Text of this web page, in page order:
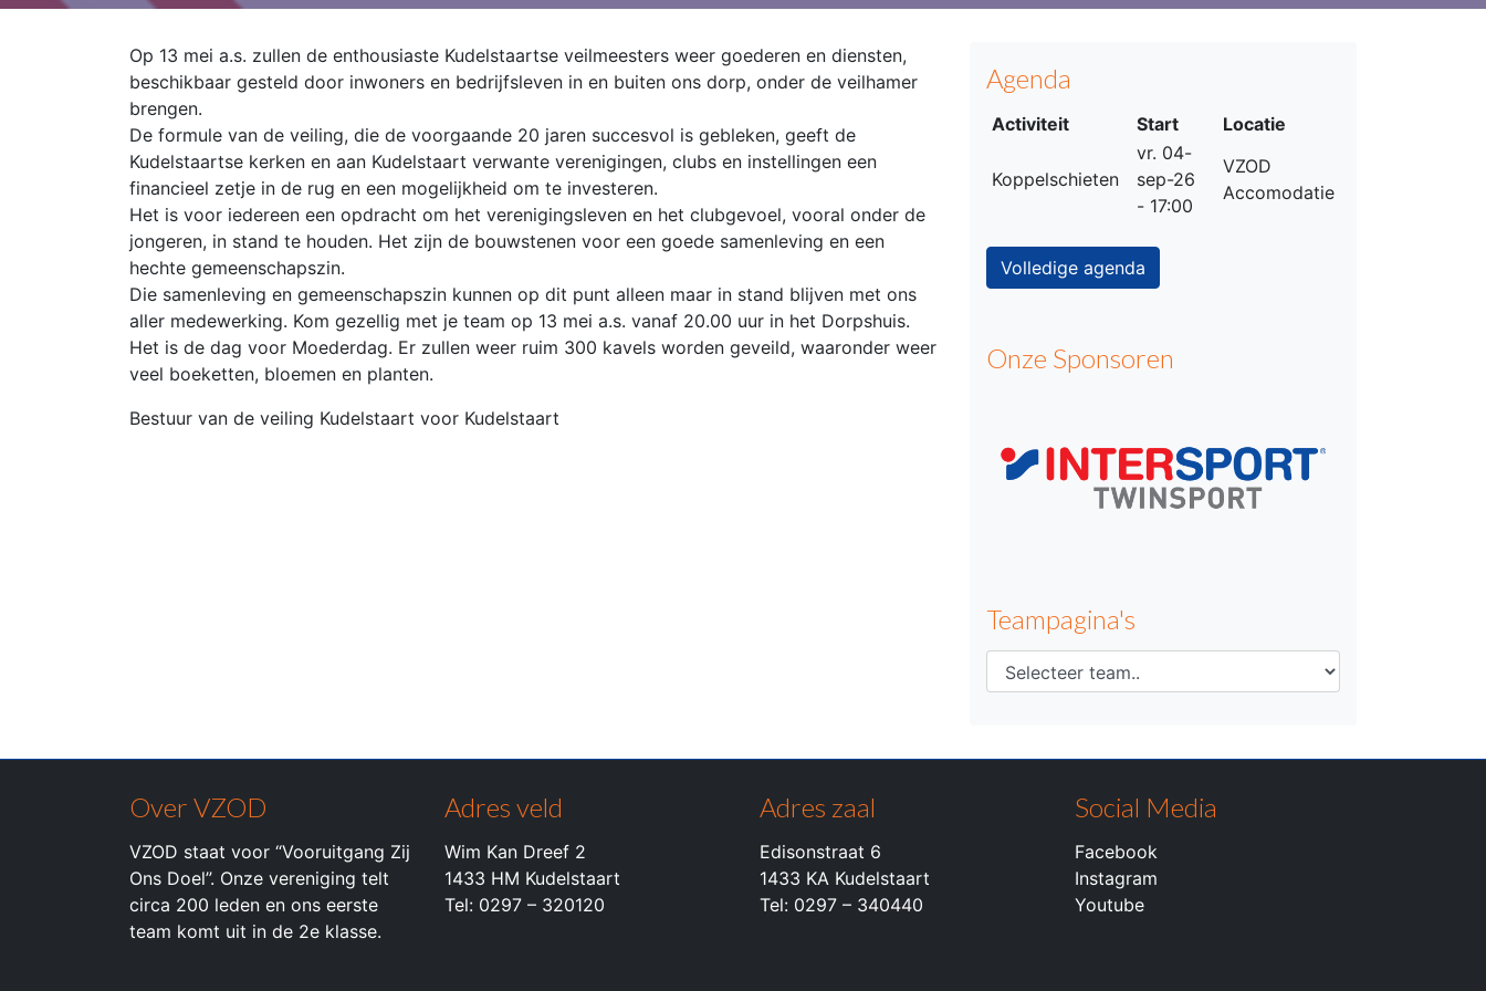
Op 13 mei a.s. zullen de enthousiaste Kudelstaartse veilmeesters weer goederen en diensten,
beschikbaar gesteld door inwoners en bedrijfsleven in en buiten ons dorp, onder de veilhamer
brengen.
De formule van de veiling, die de voorgaande 20 jaren succesvol is gebleken, geeft de
Kudelstaartse kerken en aan Kudelstaart verwante verenigingen, clubs en instellingen een
financieel zetje in de rug en een mogelijkheid om te investeren.
Het is voor iedereen een opdracht om het verenigingsleven en het clubgevoel, vooral onder de
jongeren, in stand te houden. Het zijn de bouwstenen voor een goede samenleving en een
hechte gemeenschapszin.
Die samenleving en gemeenschapszin kunnen op dit punt alleen maar in stand blijven met ons
aller medewerking. Kom gezellig met je team op 13 mei a.s. vanaf 20.00 uur in het Dorpshuis.
Het is de dag voor Moederdag. Er zullen weer ruim 300 kavels worden geveild, waaronder weer
veel boeketten, bloemen en planten.
Bestuur van de veiling Kudelstaart voor Kudelstaart
Agenda
Activiteit Start Locatie
Koppelschieten
vr. 04-
sep-26
- 17:00
VZOD
Accomodatie
Volledige agenda
Onze Sponsoren
Teampagina's
Over VZOD
VZOD staat voor “Vooruitgang Zij
Ons Doel”. Onze vereniging telt
circa 200 leden en ons eerste
team komt uit in de 2e klasse.
Adres veld
Wim Kan Dreef 2
1433 HM Kudelstaart
Tel: 0297 – 320120
Adres zaal
Edisonstraat 6
1433 KA Kudelstaart
Tel: 0297 – 340440
Social Media
Facebook
Instagram
Youtube